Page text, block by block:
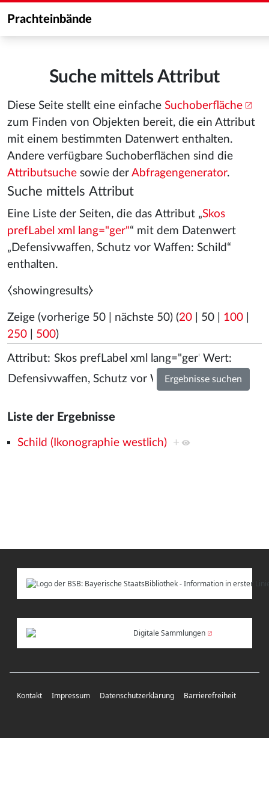
Prachteinbände
Suche mittels Attribut
Diese Seite stellt eine einfache Suchoberfläche
zum Finden von Objekten bereit, die ein Attribut
mit einem bestimmten Datenwert enthalten.
Andere verfügbare Suchoberflächen sind die
Attributsuche sowie der Abfragengenerator.
Suche mittels Attribut
Eine Liste der Seiten, die das Attribut „Skos
prefLabel xml lang="ger"“ mit dem Datenwert
„Defensivwaffen, Schutz vor Waffen: Schild“
enthalten.
⧼showingresults⧽
Zeige (vorherige 50 nächste 50) (20 50 100
250
500)
Attribut: Wert:
Liste der Ergebnisse
Schild (Ikonographie westlich) +
Digitale Sammlungen
Kontakt Impressum Datenschutzerklärung Barrierefreiheit